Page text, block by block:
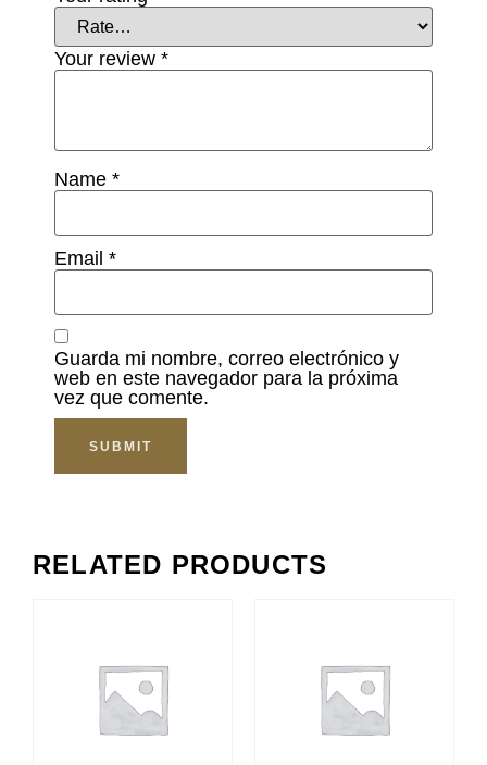
Your review *
Name *
Email *
Guarda mi nombre, correo electrónico y
web en este navegador para la próxima
vez que comente.
RELATED PRODUCTS